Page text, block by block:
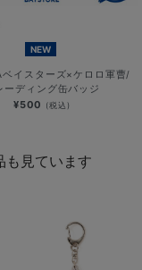
NEW
ベイスターズ×ケロロ軍曹/
ーディング缶バッジ
¥500 (税込)
も見ています